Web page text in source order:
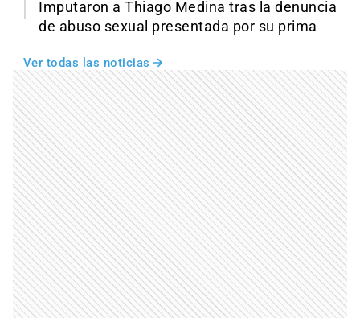
Imputaron a Thiago Medina tras la denuncia
de abuso sexual presentada por su prima
Ver todas las noticias